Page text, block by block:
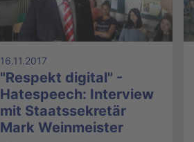
16.11.2017
"Respekt digital" -
Hatespeech: Interview
mit Staatssekretär
Mark Weinmeister